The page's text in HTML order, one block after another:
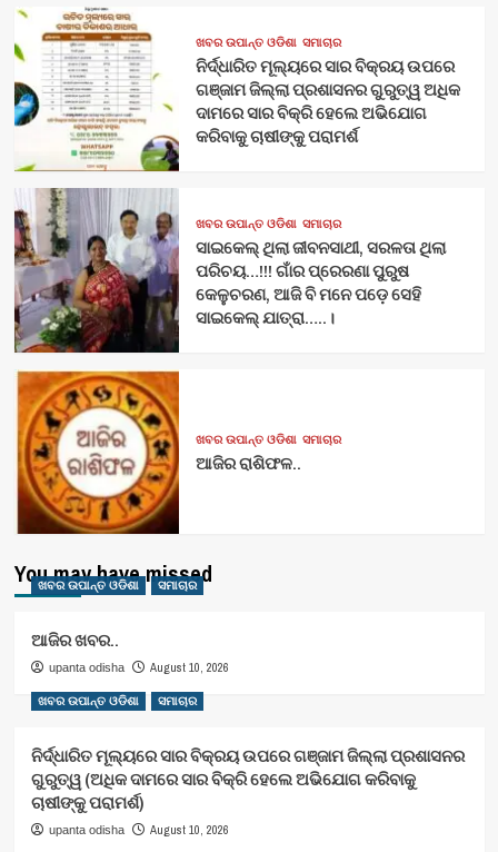
ଖବର ଉପାନ୍ତ ଓଡିଶା ସମାଚାର
ନିର୍ଦ୍ଧାରିତ ମୂଲ୍ୟରେ ସାର ବିକ୍ରୟ ଉପରେ
ଗଞ୍ଜାମ ଜିଲ୍ଲା ପ୍ରଶାସନର ଗୁରୁତ୍ୱ ଅଧିକ
ଦାମରେ ସାର ବିକ୍ରି ହେଲେ ଅଭିଯୋଗ
କରିବାକୁ ଚାଷୀଙ୍କୁ ପରାମର୍ଶ
ଖବର ଉପାନ୍ତ ଓଡିଶା ସମାଚାର
ସାଇକେଲ୍ ଥିଲା ଜୀବନସାଥୀ, ସରଳତା ଥିଲା
ପରିଚୟ…!!! ଗାଁର ପ୍ରେରଣା ପୁରୁଷ
କେଳୁଚରଣ, ଆଜି ବି ମନେ ପଡ଼େ ସେହି
ସାଇକେଲ୍ ଯାତ୍ରା…..।
ଖବର ଉପାନ୍ତ ଓଡିଶା ସମାଚାର
ଆଜିର ରାଶିଫଳ..
You may have missed
ଖବର ଉପାନ୍ତ ଓଡିଶା ସମାଚାର
ଆଜିର ଖବର..
upanta odisha August 10, 2026
ଖବର ଉପାନ୍ତ ଓଡିଶା ସମାଚାର
ନିର୍ଦ୍ଧାରିତ ମୂଲ୍ୟରେ ସାର ବିକ୍ରୟ ଉପରେ ଗଞ୍ଜାମ ଜିଲ୍ଲା ପ୍ରଶାସନର
ଗୁରୁତ୍ୱ (ଅଧିକ ଦାମରେ ସାର ବିକ୍ରି ହେଲେ ଅଭିଯୋଗ କରିବାକୁ
ଚାଷୀଙ୍କୁ ପରାମର୍ଶ)
upanta odisha August 10, 2026